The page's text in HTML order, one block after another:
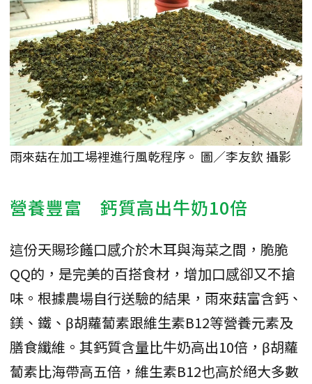
雨來菇在加工場裡進行風乾程序。 圖／李友欽 攝影
營養豐富 鈣質高出牛奶10倍
這份天賜珍饈口感介於木耳與海菜之間，脆脆
QQ的，是完美的百搭食材，增加口感卻又不搶
味。根據農場自行送驗的結果，雨來菇富含鈣、
鎂、鐵、β胡蘿蔔素跟維生素B12等營養元素及
膳食纖維。其鈣質含量比牛奶高出10倍，β胡蘿
蔔素比海帶高五倍，維生素B12也高於絕大多數